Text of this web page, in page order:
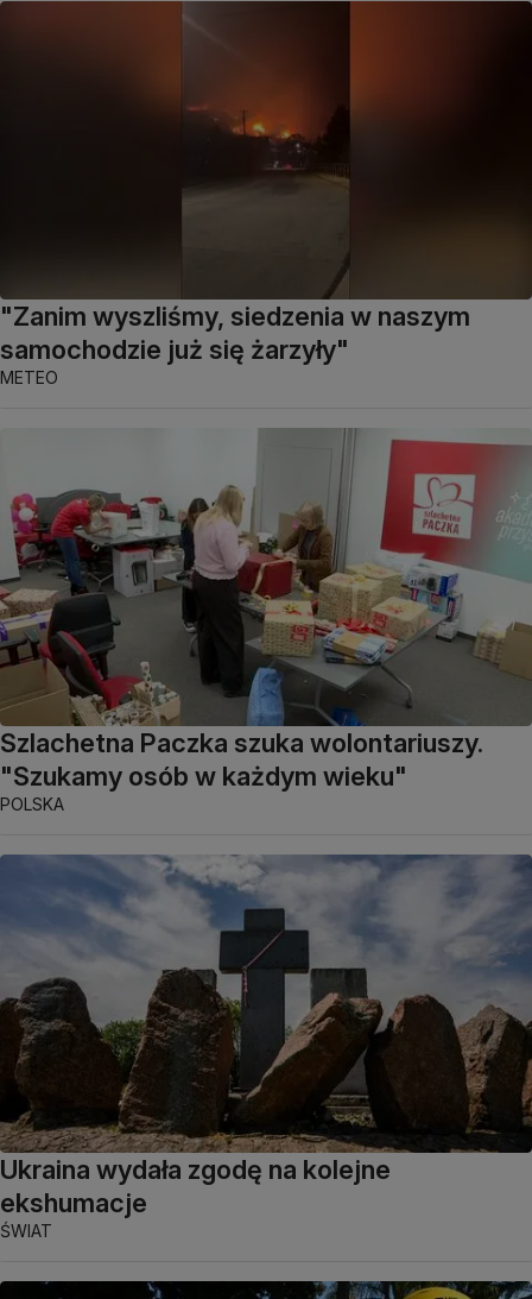
"Zanim wyszliśmy, siedzenia w naszym
samochodzie już się żarzyły"
METEO
Szlachetna Paczka szuka wolontariuszy.
"Szukamy osób w każdym wieku"
POLSKA
Ukraina wydała zgodę na kolejne
ekshumacje
ŚWIAT